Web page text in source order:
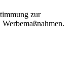
zur